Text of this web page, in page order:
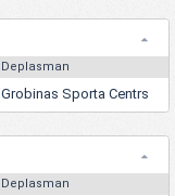
Deplasman
Grobinas Sporta Centrs
Deplasman